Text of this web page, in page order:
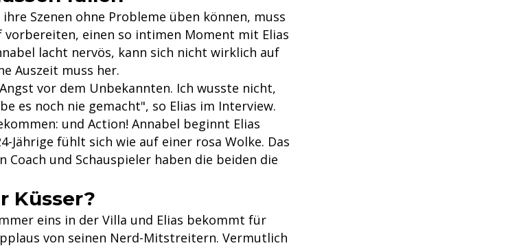
Szenen ohne Probleme üben können, muss
vorbereiten, einen so intimen Moment mit Elias
lacht nervös, kann sich nicht wirklich auf
Auszeit muss her.
vor dem Unbekannten. Ich wusste nicht,
es noch nie gemacht", so Elias im Interview.
und Action! Annabel beginnt Elias
Jährige fühlt sich wie auf einer rosa Wolke. Das
Coach und Schauspieler haben die beiden die
Küsser?
eins in der Villa und Elias bekommt für
von seinen Nerd-Mitstreitern. Vermutlich